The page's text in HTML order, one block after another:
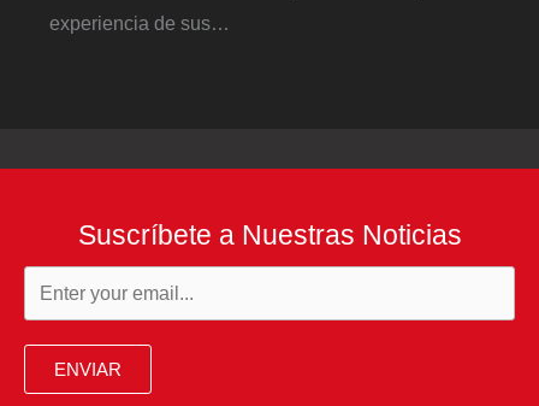
experiencia de sus…
Suscríbete a Nuestras Noticias
ENVIAR